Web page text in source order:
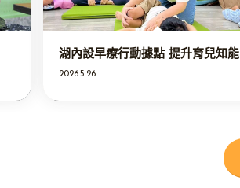
湖內設早療行動據點 提升育兒知能
2026.5.26